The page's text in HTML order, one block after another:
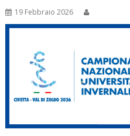
19 Febbraio 2026